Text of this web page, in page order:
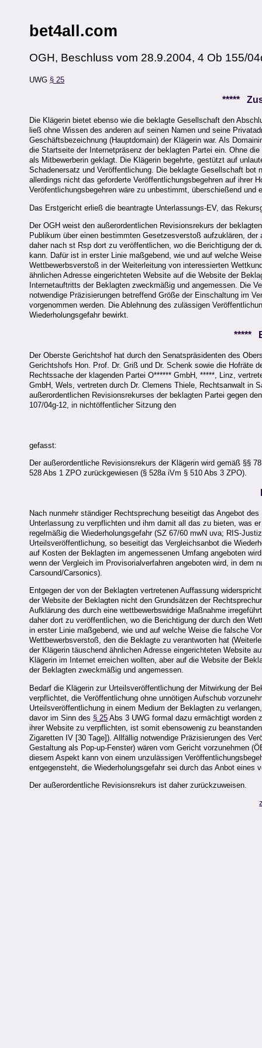
bet4all.com
OGH, Beschluss vom 28.9.2004, 4 Ob 155/
UWG § 25
*****
Die Klägerin bietet ebenso wie die beklagte Gesellschaft den
ließ ohne Wissen des anderen auf seinen Namen und seine
Geschäftsbezeichnung (Hauptdomain) der Klägerin war. Als
die Startseite der Internetpräsenz der beklagten Partei ein. Ohne
als Mitbewerberin geklagt. Die Klägerin begehrte, gestützt auf
Schadenersatz und Veröffentlichung. Die beklagte Gesellschaft
allerdings nicht das geforderte Veröffentlichungsbegehren auf ihrer
Veröfentlichungsbegehren wäre zu unbestimmt, überschießend und
Das Erstgericht erließ die beantragte Unterlassungs-EV, das
Der OGH weist den außerordentlichen Revisionsrekurs der
Publikum über einen bestimmten Gesetzesverstoß aufzuklären,
daher nach st Rsp dort zu veröffentlichen, wo die Berichtigung der
kann. Dafür ist in erster Linie maßgebend, wie und auf welche
Wettbewerbsverstoß in der Weiterleitung von interessierten
ähnlichen Adresse eingerichteten Website auf die Website der
Internetauftritts der Beklagten zweckmäßig und angemessen. Die
notwendige Präzisierungen betreffend Größe der Einschaltung im
vorgenommen werden. Die Ablehnung des zulässigen
Wiederholungsgefahr bewirkt.
*****
Der Oberste Gerichtshof hat durch den Senatspräsidenten des
Gerichtshofs Hon. Prof. Dr. Griß und Dr. Schenk sowie die Hofräte
Rechtssache der klagenden Partei O****** GmbH, *****, Linz,
GmbH, Wels, vertreten durch Dr. Clemens Thiele, Rechtsanwalt in
außerordentlichen Revisionsrekurses der beklagten Partei gegen
107/04g-12, in nichtöffentlicher Sitzung den
gefasst:
Der außerordentliche Revisionsrekurs der Klägerin wird gemäß §§
528 Abs 1 ZPO zurückgewiesen (§ 528a iVm § 510 Abs 3 ZPO).
Nach nunmehr ständiger Rechtsprechung beseitigt das Angebot
Unterlassung zu verpflichten und ihm damit all das zu bieten, was
regelmäßig die Wiederholungsgefahr (SZ 67/60 mwN uva; RIS-
Urteilsveröffentlichung, so beseitigt das Vergleichsanbot die
auf Kosten der Beklagten im angemessenen Umfang angeboten
wenn der Vergleich im Provisorialverfahren angeboten wird, in dem
Carsound/Carsonics).
Entgegen der von der Beklagten vertretenen Auffassung
der Website der Beklagten nicht den Grundsätzen der
Aufklärung des durch eine wettbewerbswidrige Maßnahme
daher dort zu veröffentlichen, wo die Berichtigung der durch den
in erster Linie maßgebend, wie und auf welche Weise die falsche
Wettbewerbsverstoß, den die Beklagte zu verantworten hat
der Klägerin täuschend ähnlichen Adresse eingerichteten Website
Klägerin im Internet erreichen wollten, aber auf die Website der
der Beklagten zweckmäßig und angemessen.
Bedarf die Klägerin zur Urteilsveröffentlichung der Mitwirkung der
verpflichtet, die Veröffentlichung ohne unnötigen Aufschub
Urteilsveröffentlichung in einem Medium der Beklagten zu
davor im Sinn des § 25 Abs 3 UWG formal dazu ermächtigt worden
ihrer Website zu verpflichten, ist somit ebensowenig zu
Zigaretten IV [30 Tage]). Allfällig notwendige Präzisierungen des
Gestaltung als Pop-up-Fenster) wären vom Gericht vorzunehmen
diesem Aspekt kann von einem unzulässigen
entgegensteht, die Wiederholungsgefahr sei durch das Anbot
Der außerordentliche Revisionsrekurs ist daher zurückzuweisen.